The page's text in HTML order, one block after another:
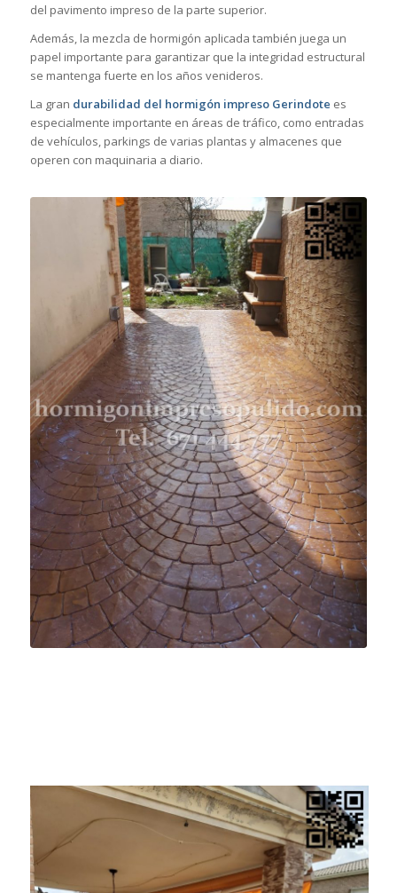
del pavimento impreso de la parte superior.
Además, la mezcla de hormigón aplicada también juega un
papel importante para garantizar que la integridad estructural
se mantenga fuerte en los años venideros.
La gran durabilidad del hormigón impreso Gerindote es
especialmente importante en áreas de tráfico, como entradas
de vehículos, parkings de varias plantas y almacenes que
operen con maquinaria a diario.